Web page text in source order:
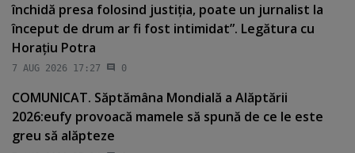
închidă presa folosind justiţia, poate un jurnalist la
început de drum ar fi fost intimidat”. Legătura cu
Horaţiu Potra
7 AUG 2026 17:27 0
COMUNICAT. Săptămâna Mondială a Alăptării
2026:eufy provoacă mamele să spună de ce le este
greu să alăpteze